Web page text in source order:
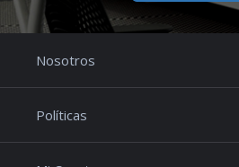
Nosotros
Políticas